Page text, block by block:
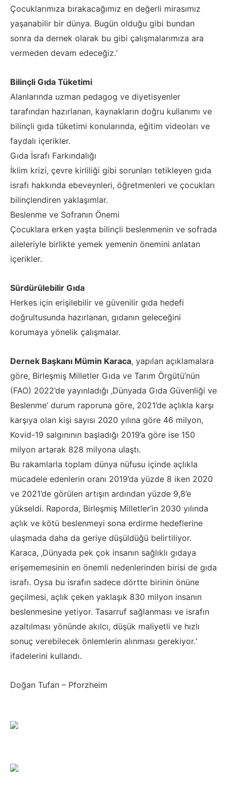
Çocuklarımıza bırakacağımız en değerli mirasımız
yaşanabilir bir dünya. Bugün olduğu gibi bundan
sonra da dernek olarak bu gibi çalışmalarımıza ara
vermeden devam edeceğiz.‘
Bilinçli Gıda Tüketimi
Alanlarında uzman pedagog ve diyetisyenler
tarafından hazırlanan, kaynakların doğru kullanımı ve
bilinçli gıda tüketimi konularında, eğitim videoları ve
faydalı içerikler.
Gıda İsrafı Farkındalığı
İklim krizi, çevre kirliliği gibi sorunları tetikleyen gıda
israfı hakkında ebeveynleri, öğretmenleri ve çocukları
bilinçlendiren yaklaşımlar.
Beslenme ve Sofranın Önemi
Çocuklara erken yaşta bilinçli beslenmenin ve sofrada
aileleriyle birlikte yemek yemenin önemini anlatan
içerikler.
Sürdürülebilir Gıda
Herkes için erişilebilir ve güvenilir gıda hedefi
doğrultusunda hazırlanan, gıdanın geleceğini
korumaya yönelik çalışmalar.
Dernek Başkanı Mümin Karaca, yapılan açıklamalara
göre, Birleşmiş Milletler Gıda ve Tarım Örgütü’nün
(FAO) 2022’de yayınladığı ‚Dünyada Gıda Güvenliği ve
Beslenme‘ durum raporuna göre, 2021’de açlıkla karşı
karşıya olan kişi sayısı 2020 yılına göre 46 milyon,
Kovid-19 salgınının başladığı 2019’a göre ise 150
milyon artarak 828 milyona ulaştı.
Bu rakamlarla toplam dünya nüfusu içinde açlıkla
mücadele edenlerin oranı 2019’da yüzde 8 iken 2020
ve 2021’de görülen artışın ardından yüzde 9,8’e
yükseldi. Raporda, Birleşmiş Milletler’in 2030 yılında
açlık ve kötü beslenmeyi sona erdirme hedeflerine
ulaşmada daha da geriye düşüldüğü belirtiliyor.
Karaca, ‚Dünyada pek çok insanın sağlıklı gıdaya
erişememesinin en önemli nedenlerinden birisi de gıda
israfı. Oysa bu israfın sadece dörtte birinin önüne
geçilmesi, açlık çeken yaklaşık 830 milyon insanın
beslenmesine yetiyor. Tasarruf sağlanması ve israfın
azaltılması yönünde akılcı, düşük maliyetli ve hızlı
sonuç verebilecek önlemlerin alınması gerekiyor.‘
ifadelerini kullandı.
Doğan Tufan – Pforzheim